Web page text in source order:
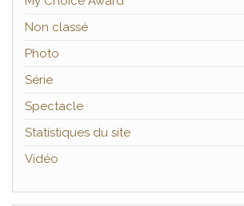
Non classé
Photo
Série
Spectacle
Statistiques du site
Vidéo